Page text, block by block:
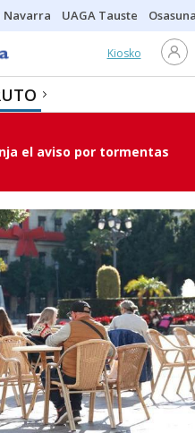
Navarra UAGA Tauste
Kiosko
el aviso por tormentas